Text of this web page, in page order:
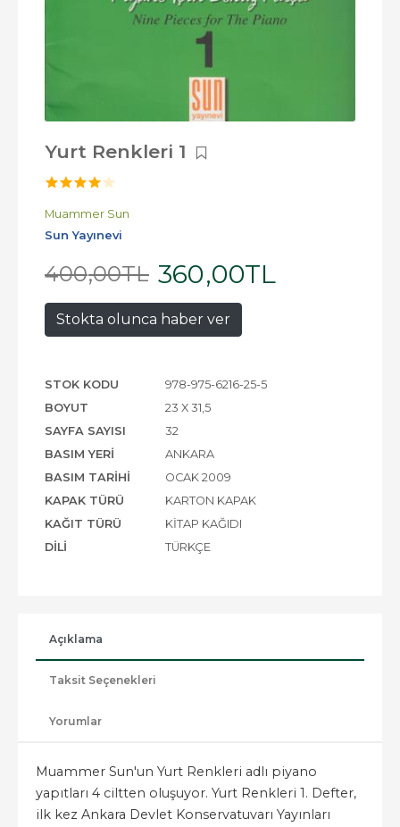
Yurt Renkleri 1
Muammer Sun
Sun Yayınevi
400,00TL 360,00TL
Stokta olunca haber ver
STOK KODU
978-975-6216-25-5
BOYUT
23 X 31,5
SAYFA SAYISI
32
BASIM YERI
ANKARA
BASIM TARIHI
OCAK 2009
KAPAK TÜRÜ
KARTON KAPAK
KAĞIT TÜRÜ
KITAP KAĞIDI
DILI
TÜRKÇE
Açıklama
Taksit Seçenekleri
Yorumlar
Muammer Sun'un Yurt Renkleri adlı piyano
yapıtları 4 ciltten oluşuyor. Yurt Renkleri 1. Defter,
ilk kez Ankara Devlet Konservatuvarı Yayınları